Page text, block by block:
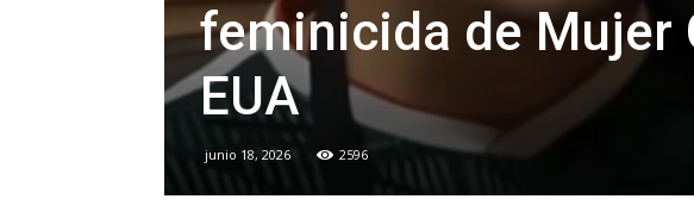
feminicida de Mujer
EUA
junio 18, 2026 2596